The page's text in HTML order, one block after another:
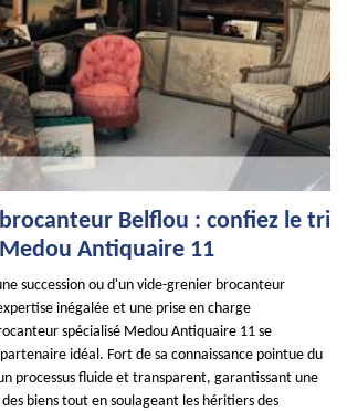
Belflou : confiez le tri
Antiquaire 11
succession ou d'un vide-grenier brocanteur
inégalée et une prise en charge
spécialisé Medou Antiquaire 11 se
idéal. Fort de sa connaissance pointue du
processus fluide et transparent, garantissant une
biens tout en soulageant les héritiers des